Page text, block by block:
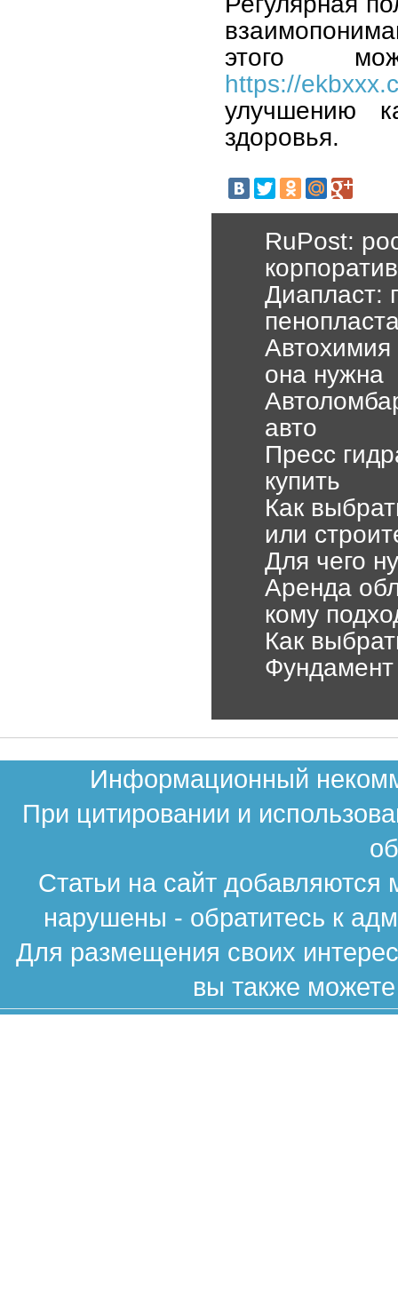
этого
https://
улучшению
здоровья.
RuPost:
Диапласт:
Автохимия
она нужна
авто
Пресс
купить
Как
или
Для чего
Аренда
кому
Как
Информационный
При цитировании и
Статьи на сайт
нарушены - обратитесь к
Для размещения своих
вы также